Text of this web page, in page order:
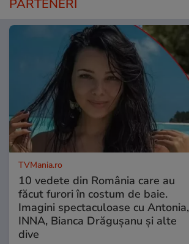
PARTENERI
TVMania.ro
10 vedete din România care au
făcut furori în costum de baie.
Imagini spectaculoase cu Antonia,
INNA, Bianca Drăgușanu și alte
dive